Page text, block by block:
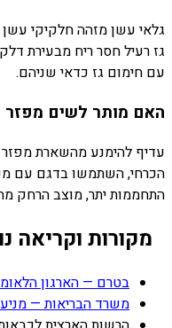
גלאי עשן מזהה חלקיקי
גז רעיל חסר ריח מבעירת
עם חימום גז כדאי שניהם.
האם מותר לשים מפזר
עדיף להימנע מהשארת
הכרחי, השתמשו בדגם עם
התחממות יתר, מוצב הרחק
מקורות וקריאה
בטרם — הארגון
משרד הבריאות —